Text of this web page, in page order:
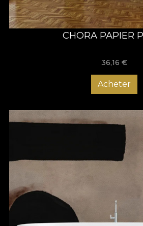
CHORA PAPIER
36,16 €
Acheter